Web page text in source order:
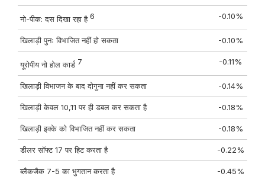
नो-पीक: दस दिखा रहा है6 -0.10%
खिलाड़ी पुनः विभाजित नहीं हो सकता -0.10%
यूरोपीय नो होल कार्ड 7 -0.11%
खिलाड़ी विभाजन के बाद दोगुना नहीं कर सकता -0.14%
खिलाड़ी केवल 10,11 पर ही डबल कर सकता है -0.18%
खिलाड़ी इक्के को विभाजित नहीं कर सकता -0.18%
डीलर सॉफ्ट 17 पर हिट करता है -0.22%
ब्लैकजैक 7-5 का भुगतान करता है -0.45%